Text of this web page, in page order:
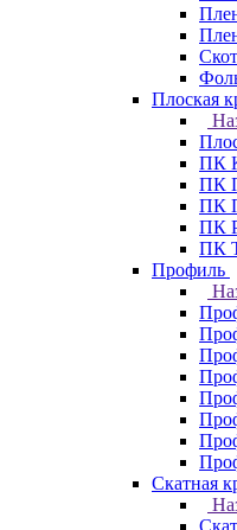
Плоская
ПК
ПК
ПК
ПК
ПК
Профиль
Скатная